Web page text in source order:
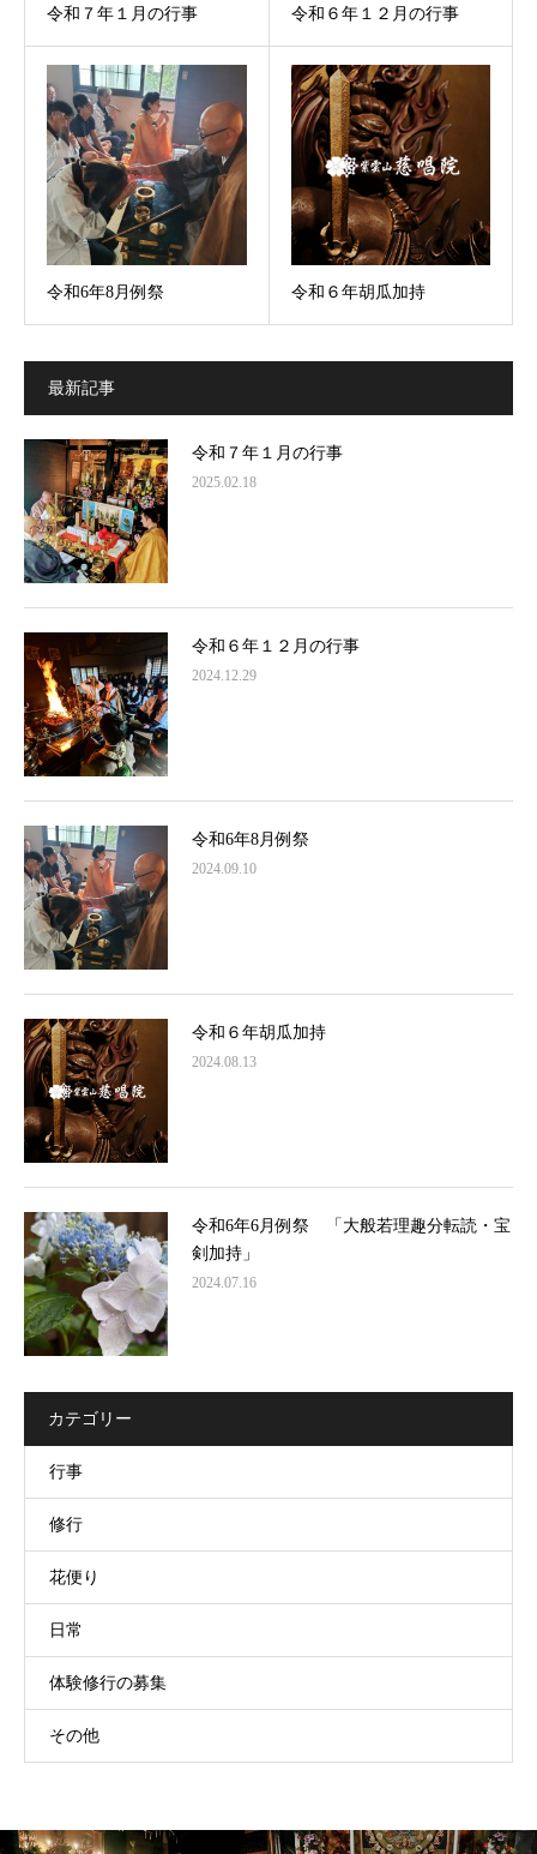
令和７年１月の行事 令和６年１２月の行事
令和6年8月例祭 令和６年胡瓜加持
最新記事
令和７年１月の行事
2025.02.18
令和６年１２月の行事
2024.12.29
令和6年8月例祭
2024.09.10
令和６年胡瓜加持
2024.08.13
令和6年6月例祭 「大般若理趣分転読・宝
剣加持」
2024.07.16
カテゴリー
行事
修行
花便り
日常
体験修行の募集
その他